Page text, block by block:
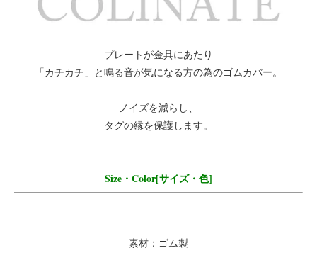
プレートが金具にあたり
「カチカチ」と鳴る音が気になる方の為のゴムカバー。
ノイズを減らし、
タグの縁を保護します。
Size・Color[サイズ・色]
素材：ゴム製